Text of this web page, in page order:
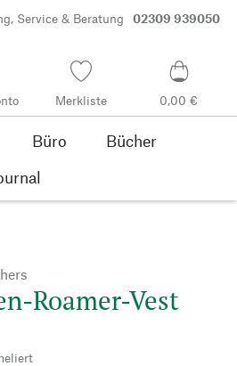
Service & Beratung 02309 939050
Merkliste 0,00 €
Büro
Bücher
Roamer-Vest